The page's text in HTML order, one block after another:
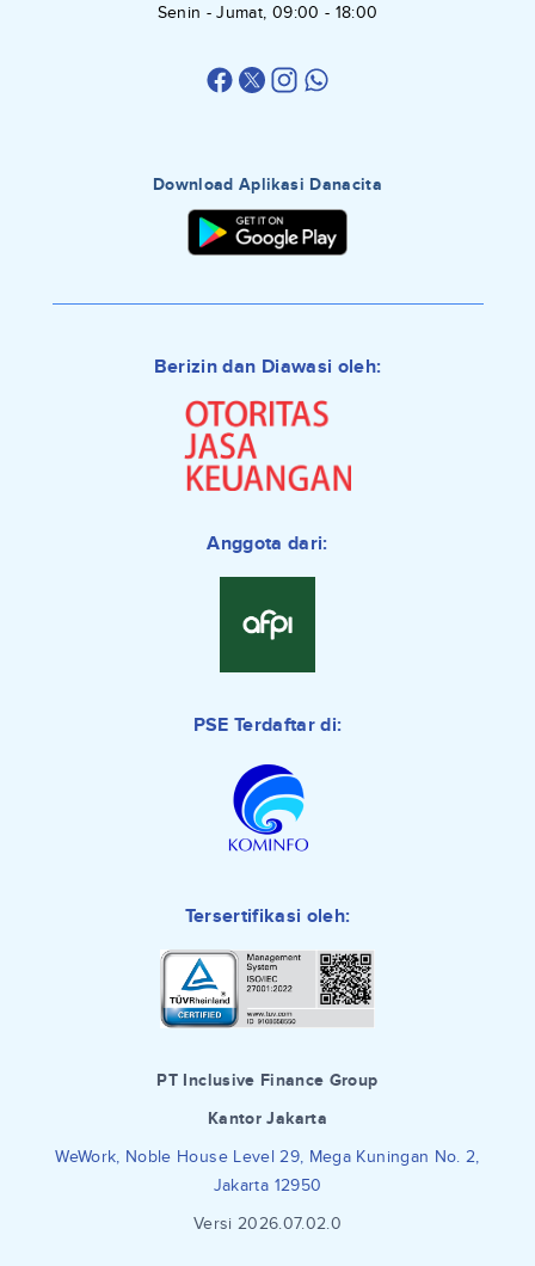
Senin - Jumat, 09:00 - 18:00
Download Aplikasi Danacita
Berizin dan Diawasi oleh:
Anggota dari:
PSE Terdaftar di:
Tersertifikasi oleh:
PT Inclusive Finance Group
Kantor Jakarta
WeWork, Noble House Level 29, Mega Kuningan No. 2,
Jakarta 12950
Versi 2026.07.02.0